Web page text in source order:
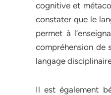
cognitive et
constater que le
permet à
compréhension de
langage
Il est également